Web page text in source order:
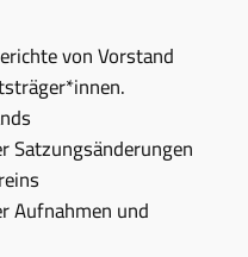
von Vorstand
Satzungsänderungen
Aufnahmen und